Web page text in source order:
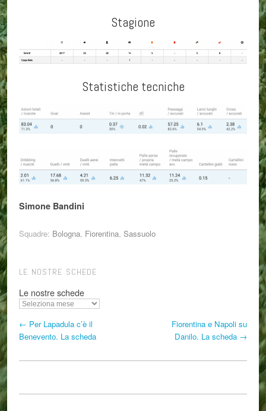
Stagione
Statistiche tecniche
Simone Bandini
Squadre: Bologna, Fiorentina,Sassuolo
LE NOSTRE SCHEDE
Le nostre schede
← Per Lapadula c’è il
Benevento. La scheda
Fiorentina e Napoli su
Danilo. La scheda →